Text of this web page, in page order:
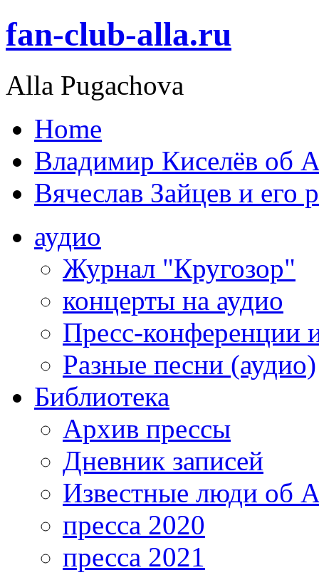
fan-club-alla.ru
Alla Pugachova
Home
Владимир Киселёв об
Вячеслав Зайцев и его
аудио
Журнал "Кругозор"
концерты на аудио
Пресс-конференции
Разные песни (аудио)
Библиотека
Архив прессы
Дневник записей
Известные люди об
пресса 2020
пресса 2021